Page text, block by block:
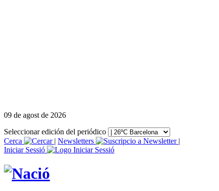
09 de agost de 2026
Seleccionar edición del periódico
Cerca
| Newsletters
|
Iniciar Sessió